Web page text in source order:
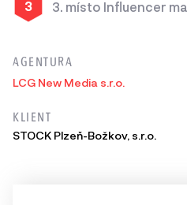
3 3. místo Influencer
AGENTURA
LCG New Media s.r.o.
KLIENT
STOCK Plzeň-Božkov, s.r.o.